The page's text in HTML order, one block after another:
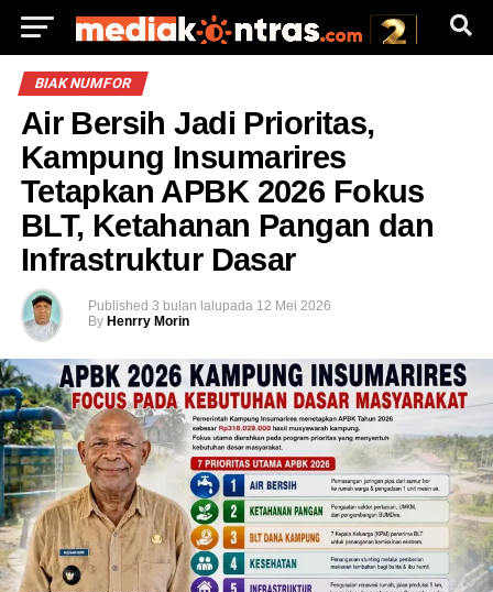
BIAK NUMFOR
Air Bersih Jadi Prioritas,
Kampung Insumarires
Tetapkan APBK 2026 Fokus
BLT, Ketahanan Pangan dan
Infrastruktur Dasar
Published 3 bulan lalupada 12 Mei 2026
By Henrry Morin